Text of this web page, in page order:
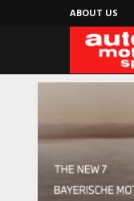
ABOUT US